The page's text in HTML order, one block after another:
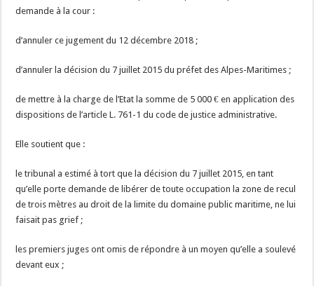
demande à la cour :
d’annuler ce jugement du 12 décembre 2018 ;
d’annuler la décision du 7 juillet 2015 du préfet des Alpes-Maritimes ;
de mettre à la charge de l’Etat la somme de 5 000 € en application des
dispositions de l’article L. 761-1 du code de justice administrative.
Elle soutient que :
le tribunal a estimé à tort que la décision du 7 juillet 2015, en tant
qu’elle porte demande de libérer de toute occupation la zone de recul
de trois mètres au droit de la limite du domaine public maritime, ne lui
faisait pas grief ;
les premiers juges ont omis de répondre à un moyen qu’elle a soulevé
devant eux ;